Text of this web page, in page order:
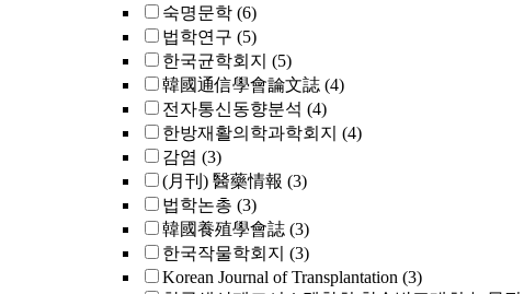
숙명문학 (6)
법학연구 (5)
한국균학회지 (5)
韓國通信學會論文誌 (4)
전자통신동향분석 (4)
한방재활의학과학회지 (4)
감염 (3)
(月刊) 醫藥情報 (3)
법학논총 (3)
韓國養殖學會誌 (3)
한국작물학회지 (3)
Korean Journal of Transplantation (3)